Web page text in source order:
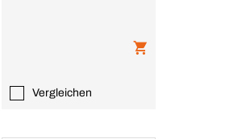
Vergleichen